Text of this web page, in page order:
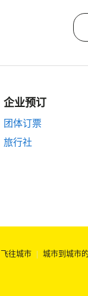
企业预订
团体订票
旅行社
飞往城市 | 城市到城市